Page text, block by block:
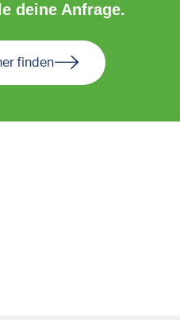
deine Anfrage.
finden